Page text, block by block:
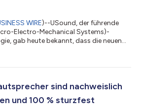
WIRE)--USound, der führende
Electro-Mechanical Systems)-
gab heute bekannt, dass die neuen
verzerrungsfreiem Klang in
werden durch die Integration des Dual-
QCY ein ringförmiger dynamisc...
sind nachweislich
und 100 % sturzfest